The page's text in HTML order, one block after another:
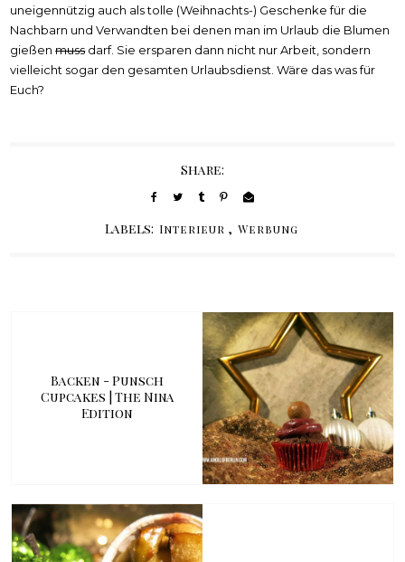
uneigennützig auch als tolle (Weihnachts-) Geschenke für die
Nachbarn und Verwandten bei denen man im Urlaub die Blumen
gießenmussdarf. Sie ersparen dann nicht nur Arbeit, sondern
vielleicht sogar den gesamten Urlaubsdienst. Wäre das was für
Euch?
Share:
Labels: Interieur , Werbung
Backen - Punsch
Cupcakes | The Nina
Edition